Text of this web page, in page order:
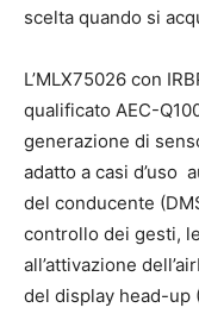
scelta quando si
L’MLX75026 con
qualificato AEC-
generazione di
adatto a casi d’uso
del conducente
controllo dei gesti,
all’attivazione
del display head-up